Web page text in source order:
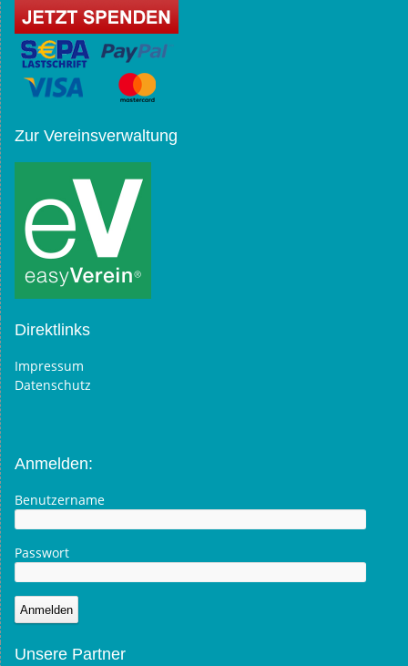
Zur Vereinsverwaltung
Direktlinks
Impressum
Datenschutz
Anmelden:
Benutzername
Passwort
Unsere Partner